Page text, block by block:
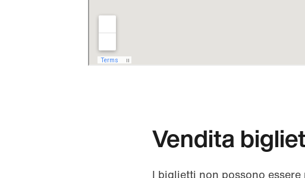
Vendita
I biglietti non possono